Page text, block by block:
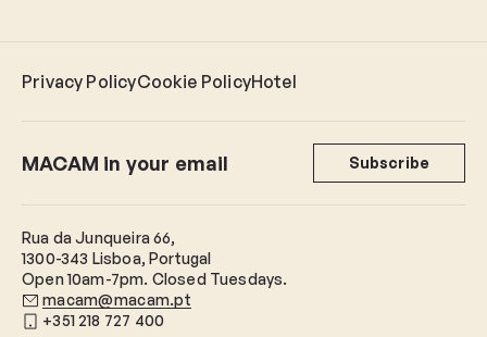
Privacy PolicyCookie PolicyHotel
Rua da Junqueira 66,
1300-343 Lisboa, Portugal
Open 10am-7pm. Closed Tuesdays.
macam@macam.pt
+351 218 727 400
MACAM in your email Subscribe